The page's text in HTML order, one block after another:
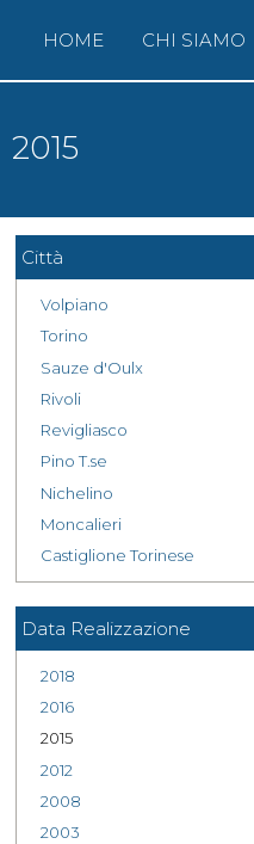
Menu principale
HOME CHI SIAMO
2015
Città
Volpiano
Torino
Sauze d'Oulx
Rivoli
Revigliasco
Pino T.se
Nichelino
Moncalieri
Castiglione Torinese
Data Realizzazione
2018
2016
2015
2012
2008
2003